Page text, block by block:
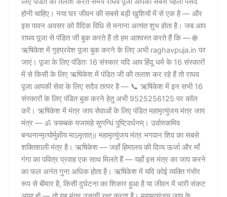
होनी चाहिए। नया घर जीवन की सबसे बड़ी खुशियों में से एक है — और
इस पावन अवसर को वैदिक विधि से मनाना अत्यंत शुभ होता है। जब आप
राघव पूजा से पंडित जी बुक करते हैं तो हम आश्वस्त करते हैं कि — 🌐
ऋषिकेश में गृहप्रवेश पूजा बुक करने के लिए अभी raghavpuja.in पर
जाएं। पूजा के लिए पंडित: 16 संस्कार यदि आप हिंदू धर्म के 16 संस्कारों
में से किसी के लिए ऋषिकेश में पंडित जी की तलाश कर रहे हैं तो राघव
पूजा आपकी सेवा के लिए सदैव तत्पर है — 📞 ऋषिकेश में इन सभी 16
संस्कारों के लिए पंडित बुक करने हेतु अभी 9525256125 पर कॉल
करें। ऋषिकेश में मंत्र जाप सेवाओं के लिए पंडित महामृत्युंजय मंत्र जाप
मंत्र — ॐ त्र्यम्बकं यजामहे सुगन्धिं पुष्टिवर्धनम्। उर्वारुकमिव
बन्धनान्मृत्योर्मुक्षीय माऽमृतात्॥ महामृत्युंजय मंत्र भगवान शिव का सबसे
शक्तिशाली मंत्र है। ऋषिकेश — जहाँ हिमालय की दिव्य ऊर्जा और माँ
गंगा का पवित्र प्रवाह एक साथ मिलते हैं — यहाँ इस मंत्र का जाप करने
का फल अनंत गुना अधिक होता है। ऋषिकेश में यदि कोई व्यक्ति गंभीर
रूप से बीमार है, किसी दुर्घटना का शिकार हुआ है या जीवन में भारी संकट